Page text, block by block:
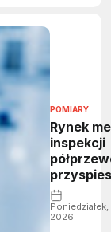
POMIARY
Rynek
inspekcji
2026